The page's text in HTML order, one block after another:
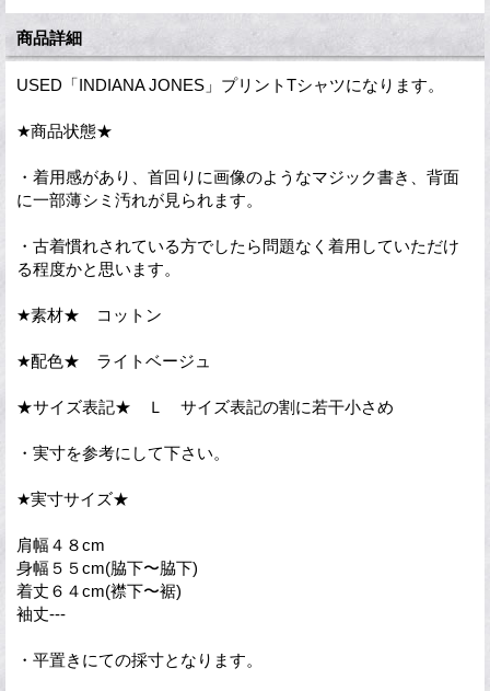
商品詳細
USED「INDIANA JONES」プリントTシャツになります。
★商品状態★
・着用感があり、首回りに画像のようなマジック書き、背面
に一部薄シミ汚れが見られます。
・古着慣れされている方でしたら問題なく着用していただけ
る程度かと思います。
★素材★ コットン
★配色★ ライトベージュ
★サイズ表記★ Ｌ サイズ表記の割に若干小さめ
・実寸を参考にして下さい。
★実寸サイズ★
肩幅４８cm
身幅５５cm(脇下〜脇下)
着丈６４cm(襟下〜裾)
袖丈---
・平置きにての採寸となります。